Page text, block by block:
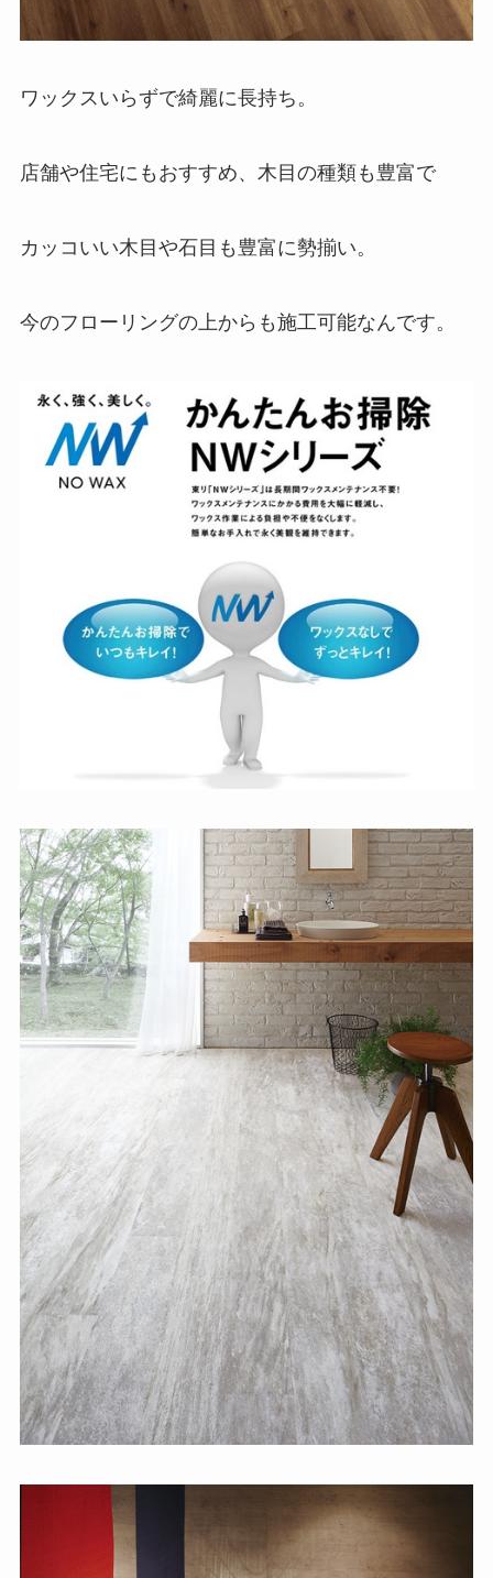
ワックスいらずで綺麗に長持ち。
店舗や住宅にもおすすめ、木目の種類も豊富で
カッコいい木目や石目も豊富に勢揃い。
今のフローリングの上からも施工可能なんです。